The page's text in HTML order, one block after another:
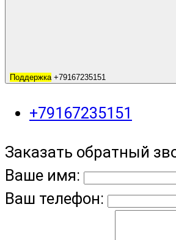
Поддержка +79167235151
+79167235151
Заказать обратный
Ваше имя:
Ваш телефон: